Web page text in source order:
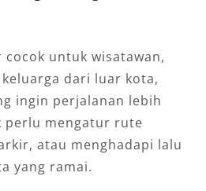
cocok untuk wisatawan,
dari luar kota,
ingin perjalanan lebih
perlu mengatur rute
atau menghadapi lalu
yang ramai.